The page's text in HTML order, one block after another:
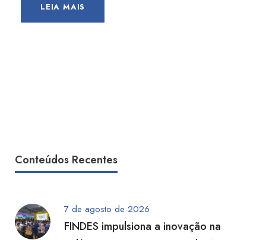
LEIA MAIS
Conteúdos Recentes
7 de agosto de 2026
FINDES impulsiona a inovação na